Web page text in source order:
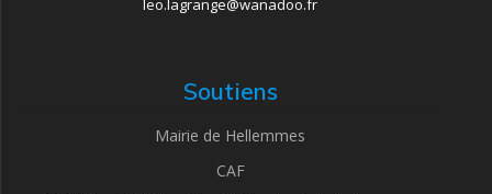
leo.lagrange@wanadoo.fr
Soutiens
Mairie de Hellemmes
CAF